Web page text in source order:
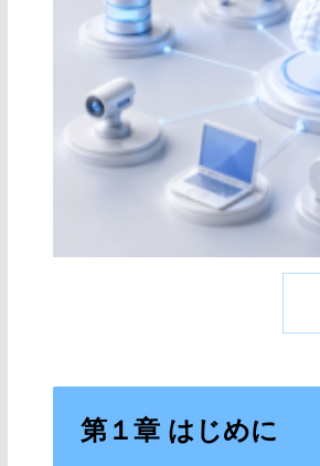
第１章 はじめに